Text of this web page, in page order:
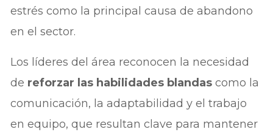
estrés como la principal causa de abandono
en el sector.
Los líderes del área reconocen la necesidad
de reforzar las habilidades blandas como la
comunicación, la adaptabilidad y el trabajo
en equipo, que resultan clave para mantener